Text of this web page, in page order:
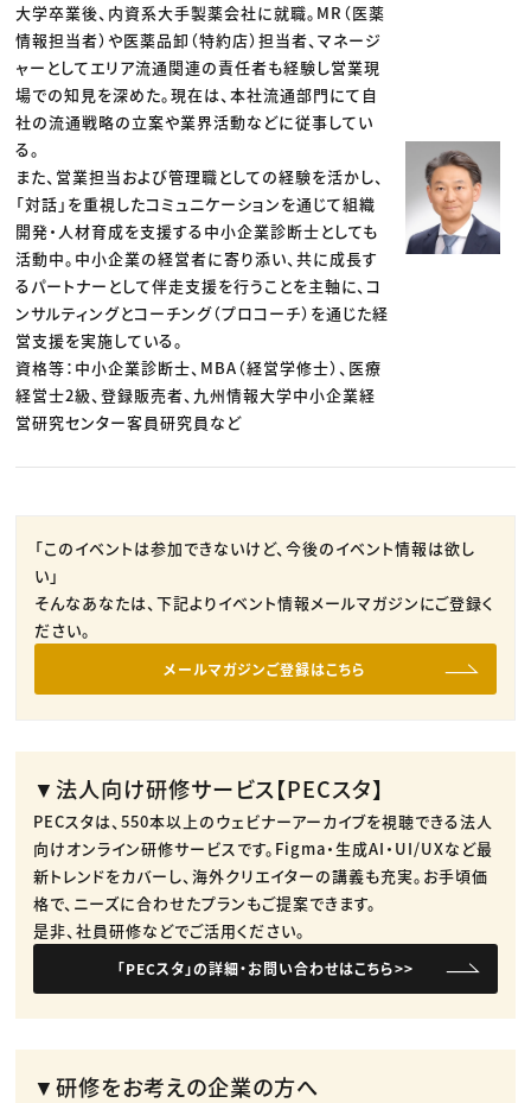
大学卒業後、内資系大手製薬会社に就職。MR（医薬
情報担当者）や医薬品卸（特約店）担当者、マネージ
ャーとしてエリア流通関連の責任者も経験し営業現
場での知見を深めた。現在は、本社流通部門にて自
社の流通戦略の立案や業界活動などに従事してい
る。
また、営業担当および管理職としての経験を活かし、
「対話」を重視したコミュニケーションを通じて組織
開発・人材育成を支援する中小企業診断士としても
活動中。中小企業の経営者に寄り添い、共に成長す
るパートナーとして伴走支援を行うことを主軸に、コ
ンサルティングとコーチング（プロコーチ）を通じた経
営支援を実施している。
資格等：中小企業診断士、MBA（経営学修士）、医療
経営士2級、登録販売者、九州情報大学中小企業経
営研究センター客員研究員など
「このイベントは参加できないけど、今後のイベント情報は欲し
い」
そんなあなたは、下記よりイベント情報メールマガジンにご登録く
ださい。
メールマガジンご登録はこちら
▼法人向け研修サービス【PECスタ】
PECスタは、550本以上のウェビナーアーカイブを視聴できる法人
向けオンライン研修サービスです。​Figma・生成AI・UI/UXなど最
新トレンドをカバーし、海外クリエイターの講義も充実。​お手頃価
格で、ニーズに合わせたプランもご提案できます。​
是非、社員研修などでご活用ください。​
「PECスタ」の詳細・お問い合わせはこちら>>
▼研修をお考えの企業の方へ